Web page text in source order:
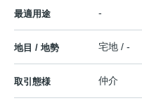
最適用途 -
地目 / 地勢 宅地 / -
取引態様 仲介